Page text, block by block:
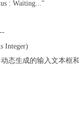
: Waiting..."
Integer)
态生成的输入文本框